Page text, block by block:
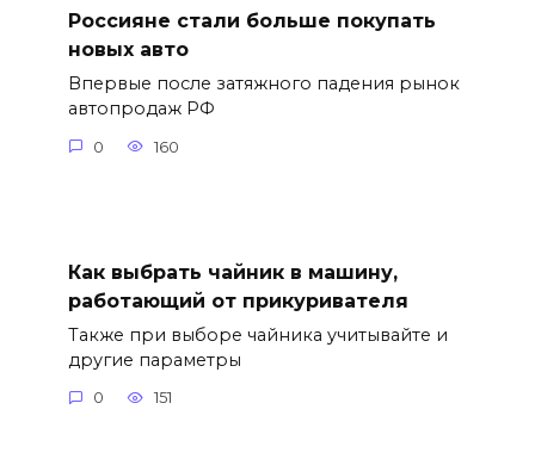
Россияне стали больше покупать
новых авто
Впервые после затяжного падения рынок
автопродаж РФ
0 160
Как выбрать чайник в машину,
работающий от прикуривателя
Также при выборе чайника учитывайте и
другие параметры
0 151